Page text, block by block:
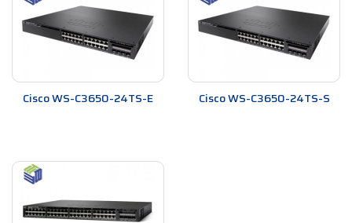
Cisco WS-C3650-24TS-E Cisco WS-C3650-24TS-S